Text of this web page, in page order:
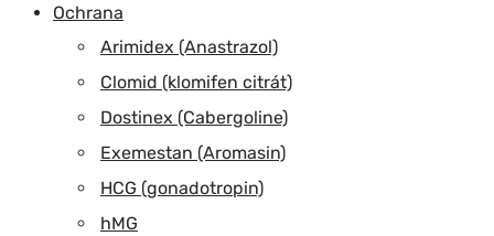
Ochrana
Arimidex (Anastrazol)
Clomid (klomifen citrát)
Dostinex (Cabergoline)
Exemestan (Aromasin)
HCG (gonadotropin)
hMG